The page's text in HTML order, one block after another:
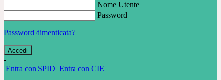
Nome Utente
Password
Password dimenticata?
-
Entra con SPID Entra con CIE